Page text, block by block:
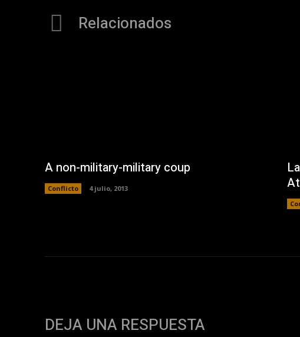
Relacionados
A non-military-military coup
Conflicto 4 julio, 2013
DEJA UNA RESPUESTA